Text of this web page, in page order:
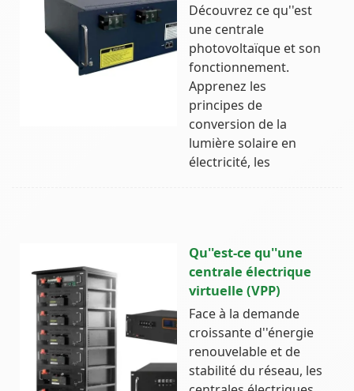
Découvrez ce qu''est
une centrale
photovoltaïque et son
fonctionnement.
Apprenez les
principes de
conversion de la
lumière solaire en
électricité, les
Qu''est-ce qu''une
centrale électrique
virtuelle (VPP)
Face à la demande
croissante d''énergie
renouvelable et de
stabilité du réseau, les